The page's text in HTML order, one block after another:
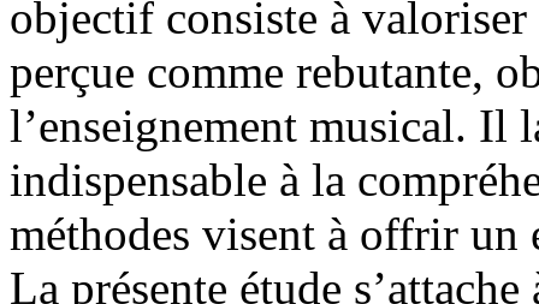
objectif consiste à
perçue comme rebutante,
l’enseignement musical. Il
indispensable à la
méthodes visent à offrir un
La présente étude